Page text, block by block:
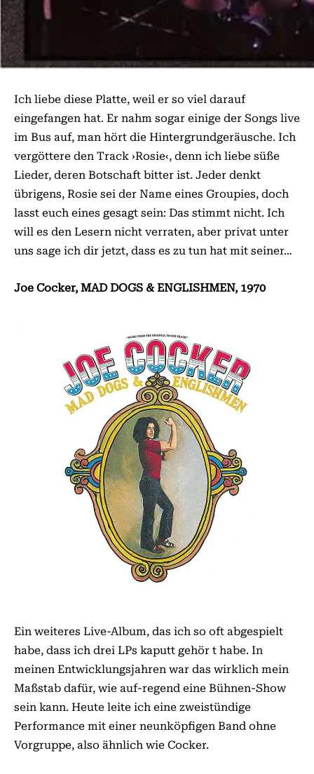
Ich liebe diese Platte, weil er so viel darauf
eingefangen hat. Er nahm sogar einige der Songs live
im Bus auf, man hört die Hintergrundgeräusche. Ich
vergöttere den Track ›Rosie‹, denn ich liebe süße
Lieder, deren Botschaft bitter ist. Jeder denkt
übrigens, Rosie sei der Name eines Groupies, doch
lasst euch eines gesagt sein: Das stimmt nicht. Ich
will es den Lesern nicht verraten, aber privat unter
uns sage ich dir jetzt, dass es zu tun hat mit seiner…
Joe Cocker, MAD DOGS & ENGLISHMEN, 1970
Ein weiteres Live-Album, das ich so oft abgespielt
habe, dass ich drei LPs kaputt gehör t habe. In
meinen Entwicklungsjahren war das wirklich mein
Maßstab dafür, wie auf-regend eine Bühnen-Show
sein kann. Heute leite ich eine zweistündige
Performance mit einer neunköpfigen Band ohne
Vorgruppe, also ähnlich wie Cocker.